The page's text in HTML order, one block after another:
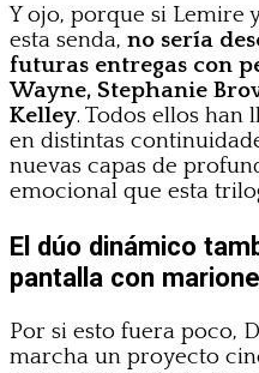
Y ojo, porque si Lemire
esta senda, no sería
futuras entregas con
Wayne, Stephanie
Kelley. Todos ellos han
en distintas
nuevas capas de
emocional que esta
El dúo dinámico
pantalla con
Por si esto fuera poco,
marcha un proyecto